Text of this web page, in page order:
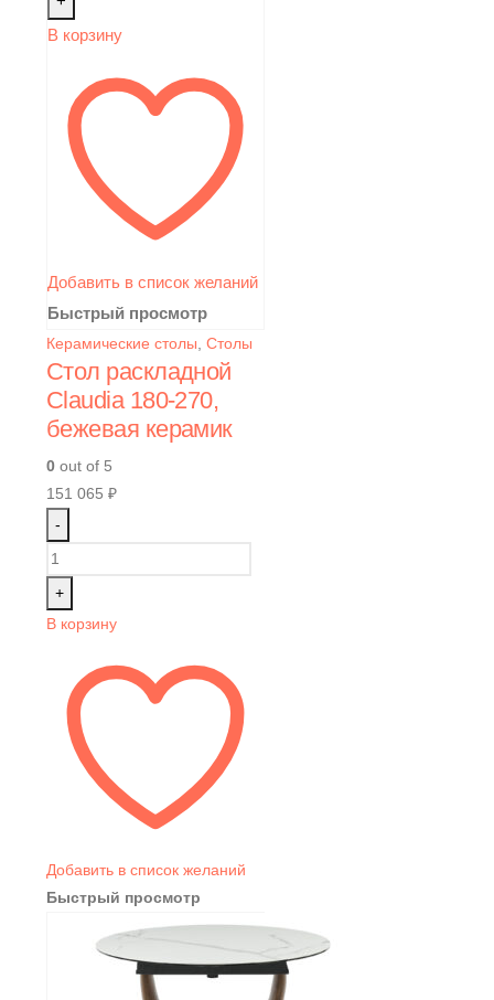
В корзину
Добавить в список желаний
Быстрый просмотр
Керамические столы Столы
Стол раскладной
Claudia 180-270,
бежевая керамик
0 out of 5
151 065 ₽
-
+
В корзину
Добавить в список желаний
Быстрый просмотр